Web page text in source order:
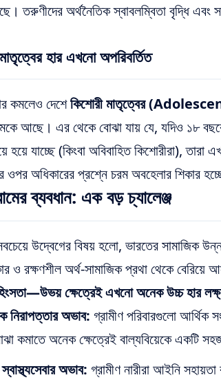
তরুণীদের অর্থনৈতিক স্বাবলম্বিতা বৃদ্ধি
হার এখনো অপরিবর্তিত
কমলেও দেশেকিশোরী মাতৃত্বের
আছে। এর থেকে বোঝা যায় যে, যদিও ১৮
হয়ে যাচ্ছে (কিংবা অবিবাহিত কিশোরীরা), তারা
ওপর অধিকারের প্রশ্নে চরম অবহেলার শিকার
ব্যবধান: এক বড় চ্যালেঞ্জ
উদ্বেগের বিষয় হলো, ভারতের সামাজিক
ও রক্ষণশীল অর্থ-সামাজিক প্রথা থেকে বেরিয়ে
ক্ষেত্রেই এখনো অনেক উচ্চ হার
নিরাপত্তার অভাব: গ্রামীণ পরিবারগুলো আর্থিক
কমাতে অনেক ক্ষেত্রেই বাল্যবিয়েকে একটি
অভাব: গ্রামীণ নারীরা আইনি